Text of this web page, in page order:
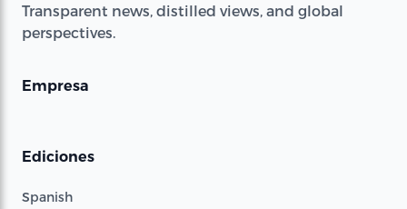
Transparent news, distilled views, and global
perspectives.
Empresa
Ediciones
Spanish